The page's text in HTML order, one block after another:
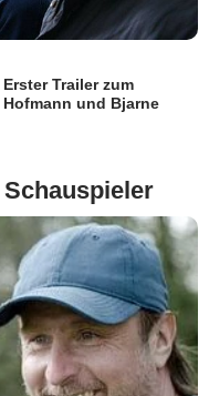
Trailer zum
und Bjarne